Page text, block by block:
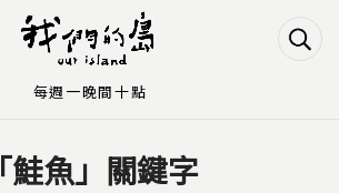
Jump to Navigation
Jump to Main content
「鮭魚」關鍵字
每週一晚間十點